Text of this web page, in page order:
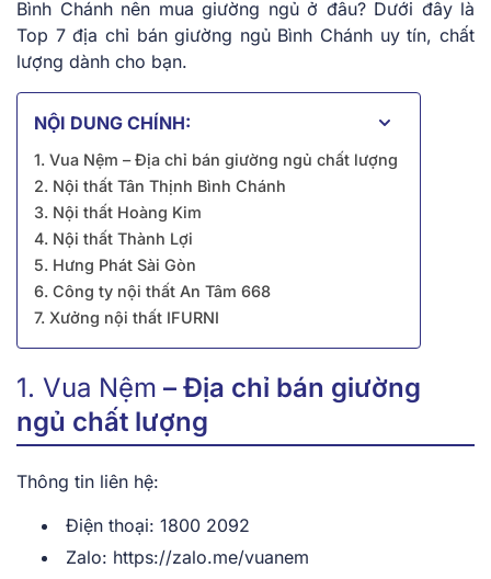
Bình Chánh nên mua giường ngủ ở đâu? Dưới đây là
Top 7địa chỉ bán giường ngủ Bình Chánh uy tín, chất
lượng dành cho bạn.
NỘI DUNG CHÍNH:
1. Vua Nệm – Địa chỉ bán giường ngủ chất lượng
2. Nội thất Tân Thịnh Bình Chánh
3. Nội thất Hoàng Kim
4. Nội thất Thành Lợi
5. Hưng Phát Sài Gòn
6. Công ty nội thất An Tâm 668
7. Xưởng nội thất IFURNI
1. Vua Nệm – Địa chỉ bán giường
ngủ chất lượng
Thông tin liên hệ:
Điện thoại: 1800 2092
Zalo: https://zalo.me/vuanem